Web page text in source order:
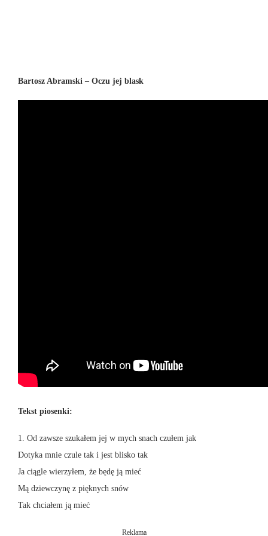
Bartosz Abramski – Oczu jej blask
Tekst piosenki:
1. Od zawsze szukałem jej w mych snach czułem jak
Dotyka mnie czule tak i jest blisko tak
Ja ciągle wierzyłem, że będę ją mieć
Mą dziewczynę z pięknych snów
Tak chciałem ją mieć
Reklama